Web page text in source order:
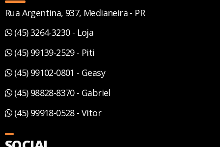
Rua Argentina, 937, Medianeira - PR
(45) 3264-3230 - Loja
(45) 99139-2529 - Piti
(45) 99102-0801 - Geasy
(45) 98828-8370 - Gabriel
(45) 99918-0528 - Vitor